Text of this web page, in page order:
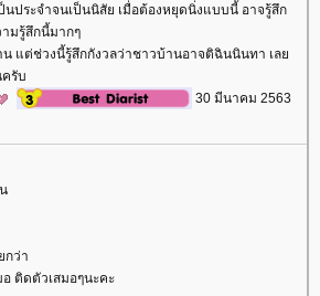
นประจำจนเป็นนิสัย เมื่อต้องหยุดนิ่งแบบนี้ อาจรู้สึก
มรู้สึกนี้มากๆ
แต่ช่วงนี้รู้สึกกังวลว่าชาวบ้านอาจติฉินนินทา เล
รับ
30 มีนาคม 2563
กว่า
อ ติดตัวเสมอๆนะคะ